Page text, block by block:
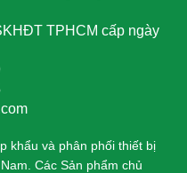
TPHCM cấp ngày
khẩu và phân phối thiết bị
Các Sản phẩm chủ